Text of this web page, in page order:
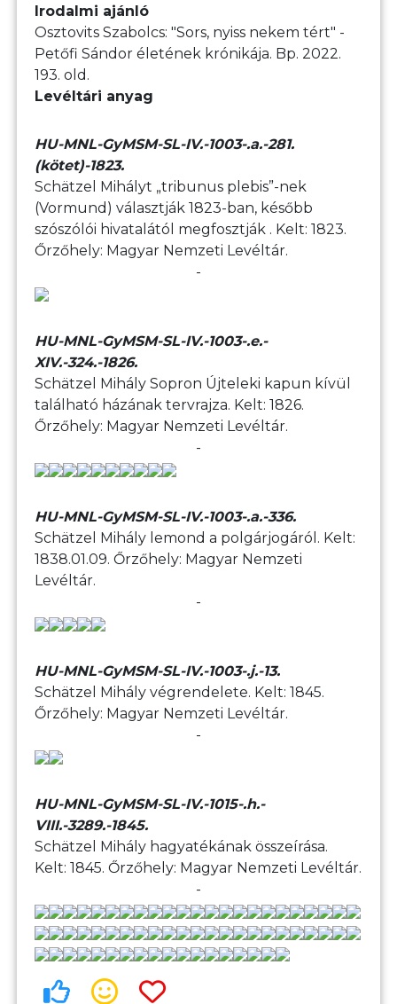
Irodalmi ajánló
Osztovits Szabolcs: "Sors, nyiss nekem tért" -
Petőfi Sándor életének krónikája. Bp. 2022.
193. old.
Levéltári anyag
HU-MNL-GyMSM-SL-IV.-1003-.a.-281.
(kötet)-1823.
Schätzel Mihályt „tribunus plebis”-nek
(Vormund) választják 1823-ban, később
szószólói hivatalától megfosztják . Kelt: 1823.
Őrzőhely: Magyar Nemzeti Levéltár.
-
HU-MNL-GyMSM-SL-IV.-1003-.e.-
XIV.-324.-1826.
Schätzel Mihály Sopron Újteleki kapun kívül
található házának tervrajza. Kelt: 1826.
Őrzőhely: Magyar Nemzeti Levéltár.
-
HU-MNL-GyMSM-SL-IV.-1003-.a.-336.
Schätzel Mihály lemond a polgárjogáról. Kelt:
1838.01.09. Őrzőhely: Magyar Nemzeti
Levéltár.
-
HU-MNL-GyMSM-SL-IV.-1003-.j.-13.
Schätzel Mihály végrendelete. Kelt: 1845.
Őrzőhely: Magyar Nemzeti Levéltár.
-
HU-MNL-GyMSM-SL-IV.-1015-.h.-
VIII.-3289.-1845.
Schätzel Mihály hagyatékának összeírása.
Kelt: 1845. Őrzőhely: Magyar Nemzeti Levéltár.
-